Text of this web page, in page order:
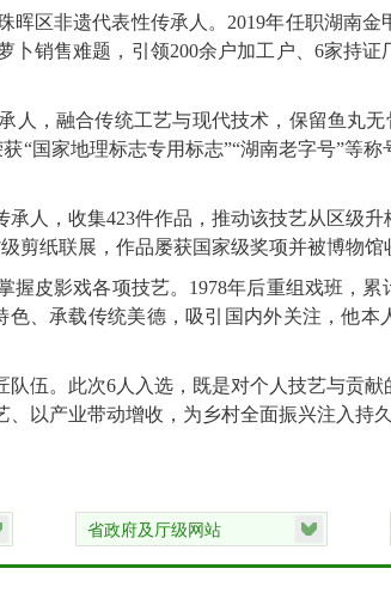
区非遗代表性传承人。2019年任职湖南金
销售难题，引领200余户加工户、6家持
，融合传统工艺与现代技术，保留鱼丸无
“国家地理标志专用标志”“湖南老字号”等
人，收集423件作品，推动该技艺从区级
剪纸联展，作品屡获国家级奖项并被博物馆
皮影戏各项技艺。1978年后重组戏班，累
、承载传统美德，吸引国内外关注，他本
伍。此次6人入选，既是对个人技艺与贡献
以产业带动增收，为乡村全面振兴注入持久